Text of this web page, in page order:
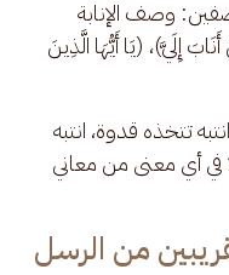
وصف الإنابة
إِلَيَّ)، (يَا أَيُّهَا الَّذِينَ
تتخذه قدوة، انتبه
في أي معنى من معاني
من الرسل